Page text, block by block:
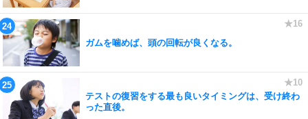
ガムを噛めば、頭の回転が良くなる。
テストの復習をする最も良いタイミングは、受け終わ
った直後。